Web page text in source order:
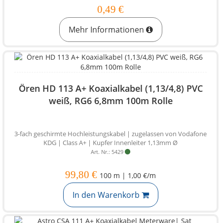
0,49 €
Mehr Informationen
Ören HD 113 A+ Koaxialkabel (1,13/4,8) PVC
weiß, RG6 6,8mm 100m Rolle
3-fach geschirmte Hochleistungskabel | zugelassen von Vodafone
KDG | Class A+ | Kupfer Innenleiter 1,13mm Ø
Art. Nr.: 5429
99,80 € 100 m | 1,00 €/m
In den Warenkorb